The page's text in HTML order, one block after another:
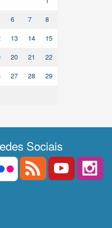
6 7
8
13 14
15
20 21
22
27 28
29
Sociais